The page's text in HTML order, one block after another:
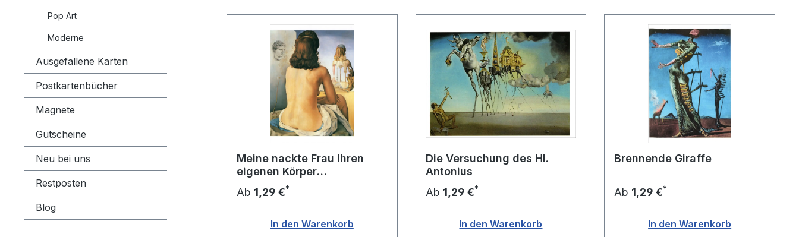
Pop Art
Moderne
Ausgefallene Karten
Postkartenbücher
Magnete
Gutscheine
Neu bei uns
Restposten
Blog
Meine nackte Frau ihren
eigenen Körper
betrachtend...
Ab 1,29 €*
In den Warenkorb
Die Versuchung des Hl.
Antonius
Ab 1,29 €*
In den Warenkorb
Brennende Giraffe
Ab 1,29 €*
In den Warenkorb